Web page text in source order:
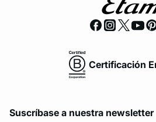
Certificación
Suscríbase a nuestra newsletter